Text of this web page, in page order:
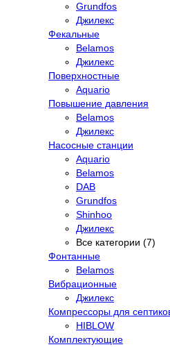
Grundfos
Джилекс
Фекальные
Belamos
Джилекс
Поверхностные
Aquario
Повышение давления
Belamos
Джилекс
Насосные станции
Aquario
Belamos
DAB
Grundfos
Shinhoo
Джилекс
Все категории (7)
Фонтанные
Belamos
Вибрационные
Джилекс
Компрессоры для
HIBLOW
Комплектующие